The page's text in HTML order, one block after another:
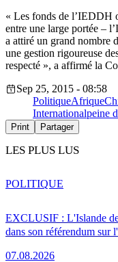
« Les fonds de l’IEDDH
entre une large portée –
a attiré un grand nombre
une gestion rigoureuse
respecté », a affirmé la
Sep 25, 2015 - 08:58
PolitiqueAfrique
Internationalpeine
Print Partager
LES PLUS LUS
EXCLUSIF : L'Islande
dans son référendum sur
07.08.2026
POLITIQUE